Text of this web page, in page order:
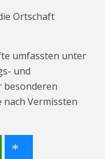
Ortschaft
umfassten unter
und
besonderen
nach Vermissten